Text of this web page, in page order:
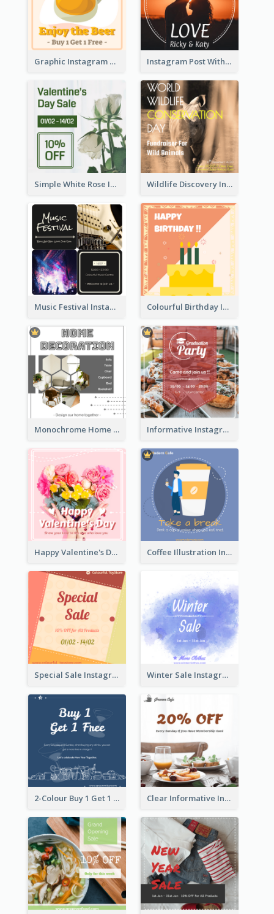
Graphic Instagram Post Of Buy 1 Get 1 Free Instagram Post With Photo Of Couple
Simple White Rose Instagram Of Valentine's Day Wildlife Discovery Instagram Poster Design
Music Festival Instagram Post In Dark Colour Tone Colourful Birthday Instagram Post With Photo
Monochrome Home Decoration Sample Instagram Post Informative Instagram Post Of Graduation Celebrating Party
Happy Valentine's Day Instagram Post With Photo Coffee Illustration Instagram Post
Special Sale Instagram Post In Orange Colour Tone Winter Sale Instagram Post In Blue And White
2-Colour Buy 1 Get 1 Free Instagram Post Clear Informative Instagram Post Of Breakfast Discount